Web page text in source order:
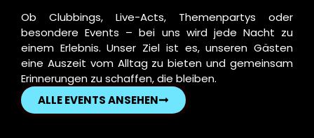
Ob Clubbings, Live-Acts, Themenpartys oder
besondere Events – bei uns wird jede Nacht zu
einem Erlebnis. Unser Ziel ist es, unseren Gästen
eine Auszeit vom Alltag zu bieten und gemeinsam
Erinnerungen zu schaffen, die bleiben.
ALLE EVENTS ANSEHEN